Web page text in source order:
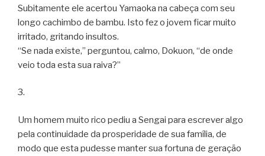
Subitamente ele acertou Yamaoka na cabeça com seu
longo cachimbo de bambu. Isto fez o jovem ficar muito
irritado, gritando insultos.
“Se nada existe,” perguntou, calmo, Dokuon, “de onde
veio toda esta sua raiva?”
3.
Um homem muito rico pediu a Sengai para escrever algo
pela continuidade da prosperidade de sua família, de
modo que esta pudesse manter sua fortuna de geração